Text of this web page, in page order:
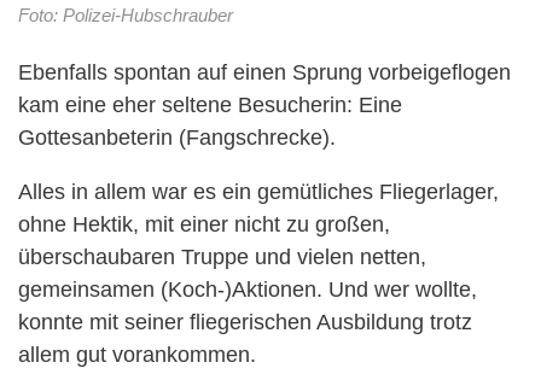
Foto: Polizei-Hubschrauber
Ebenfalls spontan auf einen Sprung vorbeigeflogen
kam eine eher seltene Besucherin: Eine
Gottesanbeterin (Fangschrecke).
Alles in allem war es ein gemütliches Fliegerlager,
ohne Hektik, mit einer nicht zu großen,
überschaubaren Truppe und vielen netten,
gemeinsamen (Koch-)Aktionen. Und wer wollte,
konnte mit seiner fliegerischen Ausbildung trotz
allem gut vorankommen.